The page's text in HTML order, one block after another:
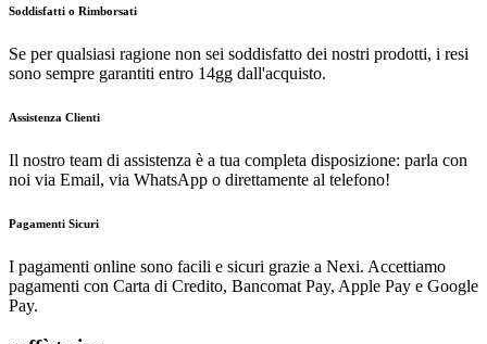
Soddisfatti o Rimborsati
Se per qualsiasi ragione non sei soddisfatto dei nostri prodotti, i resi
sono sempre garantiti entro 14gg dall'acquisto.
Assistenza Clienti
Il nostro team di assistenza è a tua completa disposizione: parla con
noi via Email, via WhatsApp o direttamente al telefono!
Pagamenti Sicuri
I pagamenti online sono facili e sicuri grazie a Nexi. Accettiamo
pagamenti con Carta di Credito, Bancomat Pay, Apple Pay e Google
Pay.